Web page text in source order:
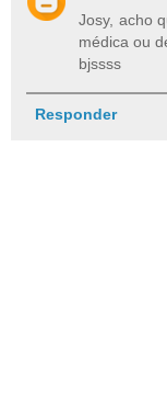
Josy, acho
médica ou
bjssss
Responder